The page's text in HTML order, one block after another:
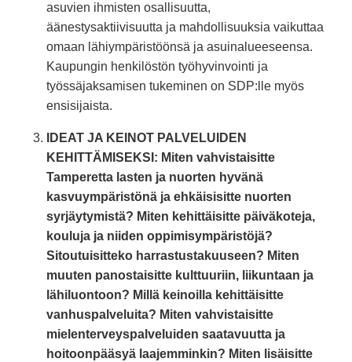
asuvien ihmisten osallisuutta,
äänestysaktiivisuutta ja mahdollisuuksia vaikuttaa
omaan lähiympäristöönsä ja asuinalueeseensa.
Kaupungin henkilöstön työhyvinvointi ja
työssäjaksamisen tukeminen on SDP:lle myös
ensisijaista.
IDEAT JA KEINOT PALVELUIDEN
KEHITTÄMISEKSI: Miten vahvistaisitte
Tamperetta lasten ja nuorten hyvänä
kasvuympäristönä ja ehkäisisitte nuorten
syrjäytymistä? Miten kehittäisitte päiväkoteja,
kouluja ja niiden oppimisympäristöjä?
Sitoutuisitteko harrastustakuuseen? Miten
muuten panostaisitte kulttuuriin, liikuntaan ja
lähiluontoon? Millä keinoilla kehittäisitte
vanhuspalveluita? Miten vahvistaisitte
mielenterveyspalveluiden saatavuutta ja
hoitoonpääsyä laajemminkin? Miten lisäisitte